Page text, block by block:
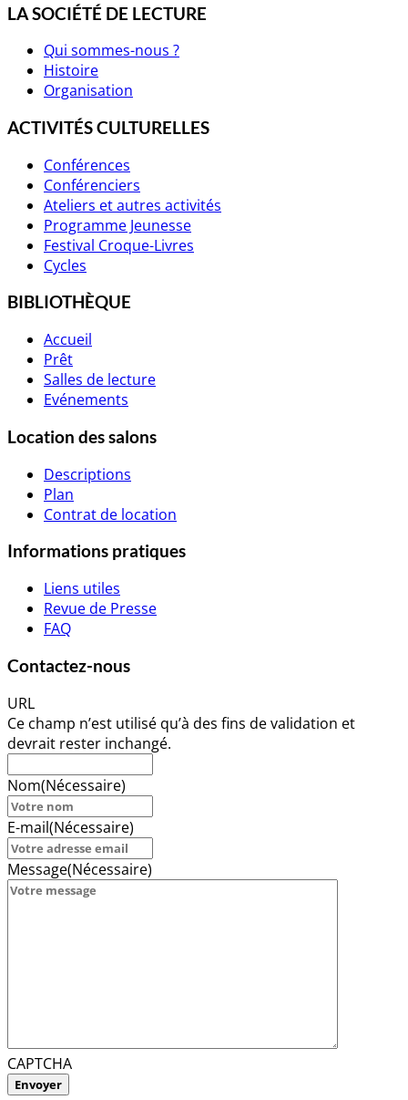
LA SOCIÉTÉ DE LECTURE
Qui sommes-nous ?
Histoire
Organisation
ACTIVITÉS CULTURELLES
Conférences
Conférenciers
Ateliers et autres activités
Programme Jeunesse
Festival Croque-Livres
Cycles
BIBLIOTHÈQUE
Accueil
Prêt
Salles de lecture
Evénements
Location des salons
Descriptions
Plan
Contrat de location
Informations pratiques
Liens utiles
Revue de Presse
FAQ
Contactez-nous
URL
Ce champ n’est utilisé qu’à des fins de validation et
devrait rester inchangé.
Nom(Nécessaire)
E-mail(Nécessaire)
Message(Nécessaire)
CAPTCHA